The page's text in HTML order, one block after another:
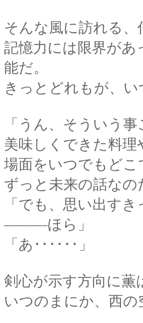
そんな風に訪れる
記憶力には限界が
能だ。
きっとどれもが、
「うん、そういう
美味しくできた料
場面をいつでもど
ずっと未来の話な
「でも、思い出す
―――ほら」
「あ･･････」
剣心が示す方向に
いつのまにか、西